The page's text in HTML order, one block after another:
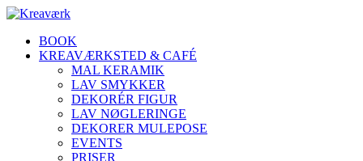
BOOK
KREAVÆRKSTED & CAFÉ
MAL KERAMIK
LAV SMYKKER
DEKORÉR FIGUR
LAV NØGLERINGE
DEKORER MULEPOSE
EVENTS
PRISER